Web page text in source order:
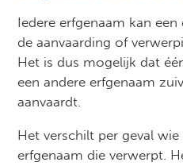
Iedere erfgenaam kan
de aanvaarding of
Het is dus mogelijk dat
een andere erfgenaam
aanvaardt.
Het verschilt per geval
erfgenaam die verwerpt.